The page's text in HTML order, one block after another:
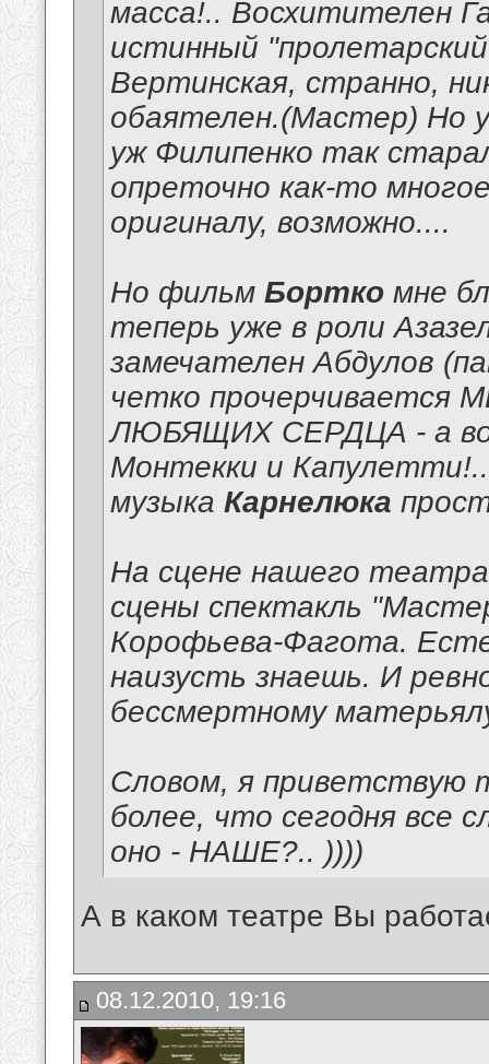
масса!.. Восхитителен
истинный
Вертинская, странно,
обаятелен.(Мастер) Но
уж Филипенко так
опреточно как-то
оригиналу, возможно....
Но фильм Бортко мне
теперь уже в роли
замечателен Абдулов
четко прочерчивается
ЛЮБЯЩИХ СЕРДЦА - а
Монтекки и Капулетти
музыка Карнелюка
На сцене нашего
сцены спектакль
Корофьева-Фагота.
наизусть знаешь. И
бессмертному
Словом, я приветствую
более, что сегодня все
оно - НАШЕ?.. ))))
А в каком театре Вы
08.12.2010, 19:16